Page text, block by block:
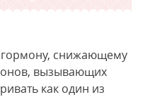
гормону, снижающему
вызывающих
как один из